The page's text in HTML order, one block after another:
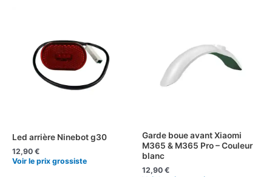
Led arrière Ninebot g30
12,90 €
Voir le prix grossiste
Garde boue avant Xiaomi
M365 & M365 Pro – Couleur
blanc
12,90 €